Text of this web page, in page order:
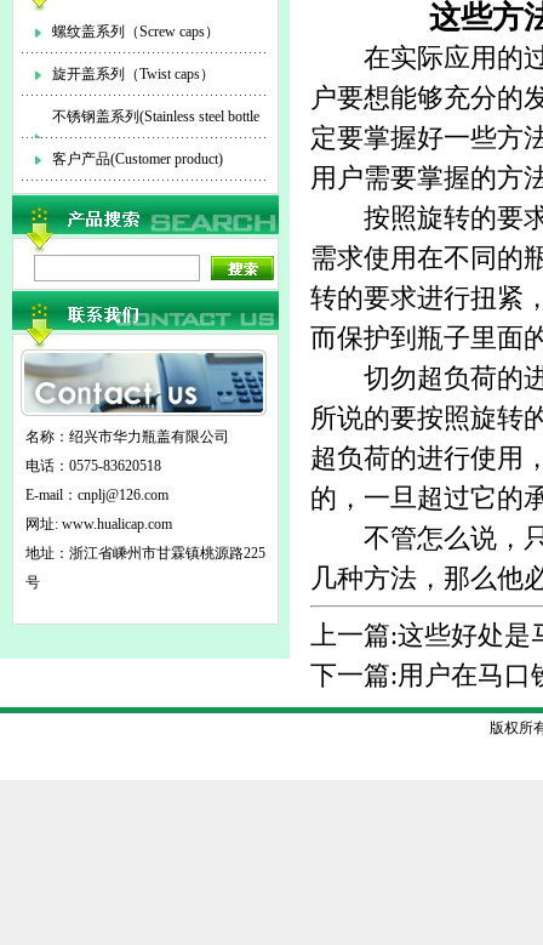
螺纹盖系列（Screw caps）
旋开盖系列（Twist caps）
不锈钢盖系列(Stainless steel bottle
cap)
客户产品(Customer product)
名称：绍兴市华力瓶盖有限公司
电话：0575-83620518
E-mail： cnplj@126.com
网址: www.hualicap.com
地址：浙江省嵊州市甘霖镇桃源路225
号
这些方
在实际应用的过
户要想能够充分的
定要掌握好一些方
用户需要掌握的方
按照旋转的要求
需求使用在不同的
转的要求进行扭紧
而保护到瓶子里面
切勿超负荷的进
所说的要按照旋转
超负荷的进行使用
的，一旦超过它的
不管怎么说，只
几种方法，那么他
上一篇:这些好处是
下一篇:用户在马口
版权所